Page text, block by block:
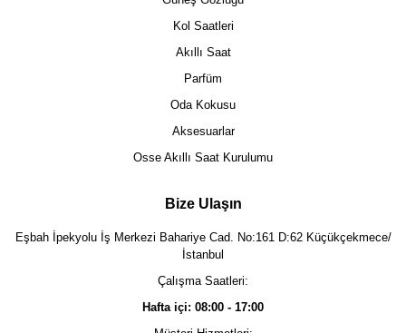
Kol Saatleri
Akıllı Saat
Parfüm
Oda Kokusu
Aksesuarlar
Osse Akıllı Saat Kurulumu
Bize Ulaşın
Eşbah İpekyolu İş Merkezi Bahariye Cad. No:161 D:62 Küçükçekmece/
İstanbul
Çalışma Saatleri:
Hafta içi: 08:00 - 17:00